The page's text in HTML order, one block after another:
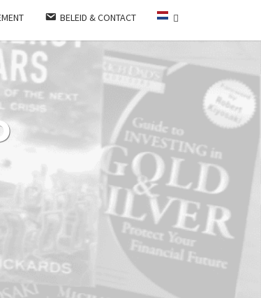
BELEID & CONTACT